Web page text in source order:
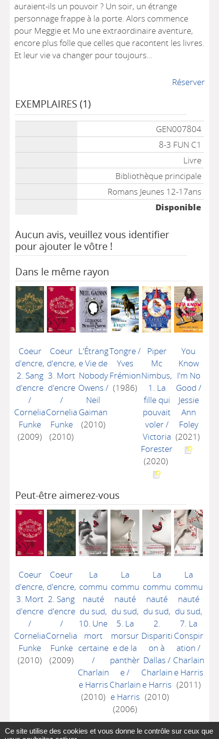
auraient-ils un pouvoir ? Un soir, un étrange
personnage frappe à la porte. Alors commence
pour Meggie et Mo une extraordinaire aventure,
encore plus folle que celles que racontent les livres.
Et leur vie va changer pour toujours...
Réserver
EXEMPLAIRES (1)
GEN007804
8-3 FUN C1
Livre
Bibliothèque principale
Romans Jeunes 12-17ans
Disponible
Aucun avis, veuillez vous identifier
pour ajouter le vôtre !
Dans le même rayon
Coeur
d'encre,
2. Sang
d'encre
/
Cornelia
Funke
(2009)
Coeur
d'encre,
3. Mort
d'encre
/
Cornelia
Funke
(2010)
L'Étrang
e Vie de
Nobody
Owens /
Neil
Gaiman
(2010)
Tongre/
Yves
Frémion
(1986)
Piper
Mc
Nimbus,
1. La
fille qui
pouvait
voler/
Victoria
Forester
(2020)
You
Know
I'm No
Good /
Jessie
Ann
Foley
(2021)
Peut-être aimerez-vous
Coeur
d'encre,
3. Mort
d'encre
/
Cornelia
Funke
(2010)
Coeur
d'encre,
2. Sang
d'encre
/
Cornelia
Funke
(2009)
La
commu
nauté
du sud,
10. Une
mort
certaine
/
Charlain
e Harris
(2010)
La
commu
nauté
du sud,
5. La
morsur
e de la
panthèr
e/
Charlain
e Harris
(2006)
La
commu
nauté
du sud,
2.
Dispariti
on à
Dallas /
Charlain
e Harris
(2010)
La
commu
nauté
du sud,
7. La
Conspir
ation /
Charlain
e Harris
(2011)
Ce site utilise des cookies et vous donne le contrôle sur ceux que